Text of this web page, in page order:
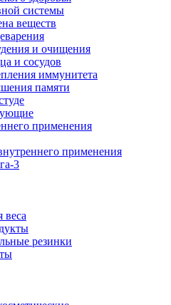
системы
веществ
и очищения
и сосудов
иммунитета
памяти
применения
применения
3
веса
резинки